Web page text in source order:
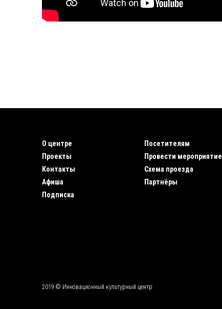
О центре
Проекты
Контакты
Афиша
Подписка
Посетителям
Провести мероприятие
Схема проезда
Партнёры
2019 © Инновационный культурный центр